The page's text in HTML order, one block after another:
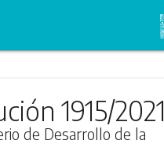
1915/2021
de Desarrollo de la